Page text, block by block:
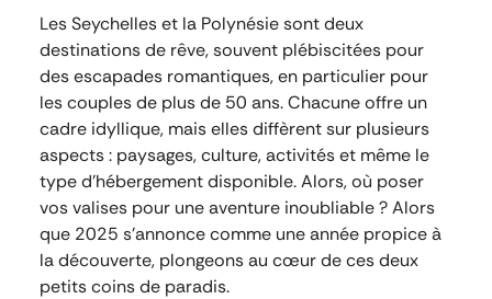
Les Seychelles et la Polynésie sont deux
destinations de rêve, souvent plébiscitées pour
des escapades romantiques, en particulier pour
les couples de plus de 50 ans. Chacune offre un
cadre idyllique, mais elles diffèrent sur plusieurs
aspects : paysages, culture, activités et même le
type d’hébergement disponible. Alors, où poser
vos valises pour une aventure inoubliable ? Alors
que 2025 s’annonce comme une année propice à
la découverte, plongeons au cœur de ces deux
petits coins de paradis.